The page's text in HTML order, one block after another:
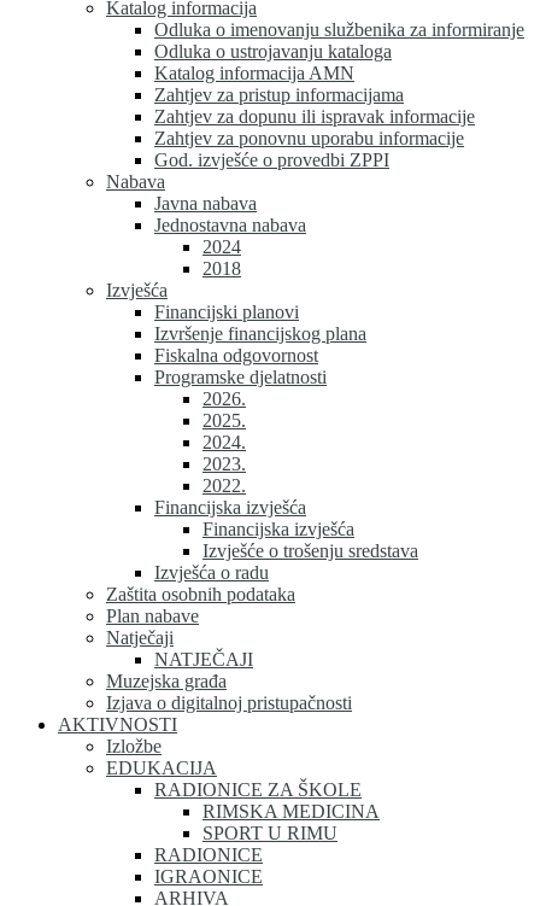
Katalog informacija
Odluka o imenovanju službenika za informiranje
Odluka o ustrojavanju kataloga
Katalog informacija AMN
Zahtjev za pristup informacijama
Zahtjev za dopunu ili ispravak informacije
Zahtjev za ponovnu uporabu informacije
God. izvješće o provedbi ZPPI
Nabava
Javna nabava
Jednostavna nabava
2024
2018
Izvješća
Financijski planovi
Izvršenje financijskog plana
Fiskalna odgovornost
Programske djelatnosti
2026.
2025.
2024.
2023.
2022.
Financijska izvješća
Financijska izvješća
Izvješće o trošenju sredstava
Izvješća o radu
Zaštita osobnih podataka
Plan nabave
Natječaji
NATJEČAJI
Muzejska građa
Izjava o digitalnoj pristupačnosti
AKTIVNOSTI
Izložbe
EDUKACIJA
RADIONICE ZA ŠKOLE
RIMSKA MEDICINA
SPORT U RIMU
RADIONICE
IGRAONICE
ARHIVA